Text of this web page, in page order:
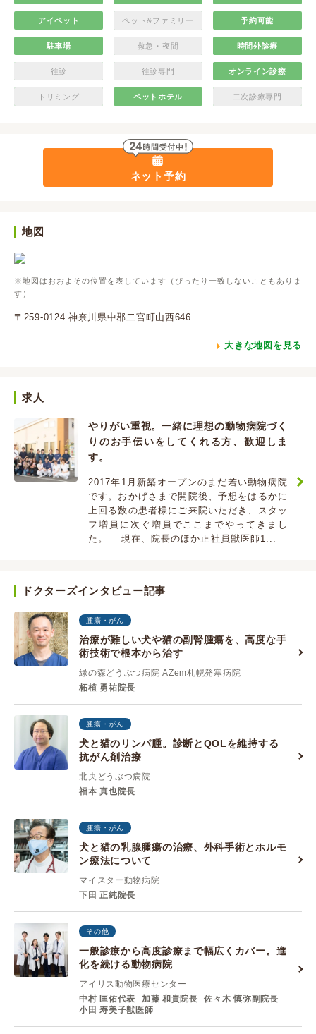
アイペット ペット&ファミリー 予約可能
駐車場 救急・夜間 時間外診療
往診 往診専門 オンライン診療
トリミング ペットホテル 二次診療専門
ネット予約
地図
※地図はおおよその位置を表しています（ぴったり一致しないこともありま
す）
〒259-0124 神奈川県中郡二宮町山西646
大きな地図を見る
求人
やりがい重視。一緒に理想の動物病院づく
りのお手伝いをしてくれる方、歓迎しま
す。
2017年1月新築オープンのまだ若い動物病院
です。おかげさまで開院後、予想をはるかに
上回る数の患者様にご来院いただき、スタッ
フ増員に次ぐ増員でここまでやってきまし
た。 現在、院長のほか正社員獣医師1...
ドクターズインタビュー記事
腫瘍・がん
治療が難しい犬や猫の副腎腫瘍を、高度な手
術技術で根本から治す
緑の森どうぶつ病院 AZem札幌発寒病院
柘植 勇祐院長
腫瘍・がん
犬と猫のリンパ腫。診断とQOLを維持する
抗がん剤治療
北央どうぶつ病院
福本 真也院長
腫瘍・がん
犬と猫の乳腺腫瘍の治療、外科手術とホルモ
ン療法について
マイスター動物病院
下田 正純院長
その他
一般診療から高度診療まで幅広くカバー。進
化を続ける動物病院
アイリス動物医療センター
中村 匡佑代表
加藤 和貴院⻑
佐々⽊ 慎弥副院⻑
⼩⽥ 寿美⼦獣医師